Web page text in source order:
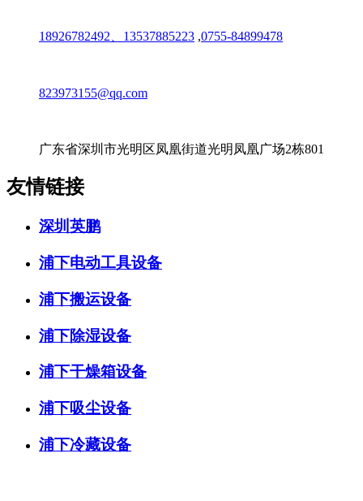
18926782492、13537885223 ,0755-84899478
823973155@qq.com
广东省深圳市光明区凤凰街道光明凤凰广场2栋801
友情链接
深圳英鹏
浦下电动工具设备
浦下搬运设备
浦下除湿设备
浦下干燥箱设备
浦下吸尘设备
浦下冷藏设备